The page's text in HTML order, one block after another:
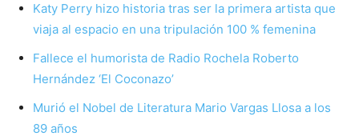
Katy Perry hizo historia tras ser la primera artista que
viaja al espacio en una tripulación 100 % femenina
Fallece el humorista de Radio Rochela Roberto
Hernández ‘El Coconazo’
Murió el Nobel de Literatura Mario Vargas Llosa a los
89 años